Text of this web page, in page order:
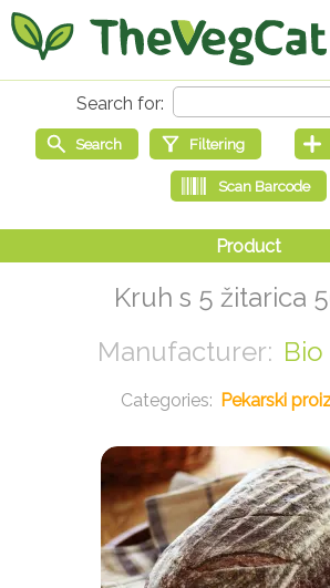
Kruh s 5 žitarica
Pekarski